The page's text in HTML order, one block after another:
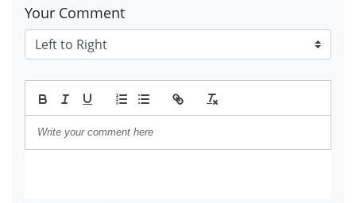
Your Comment